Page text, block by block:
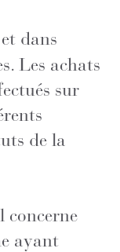
et dans
Les achats
sur
de la
concerne
ayant